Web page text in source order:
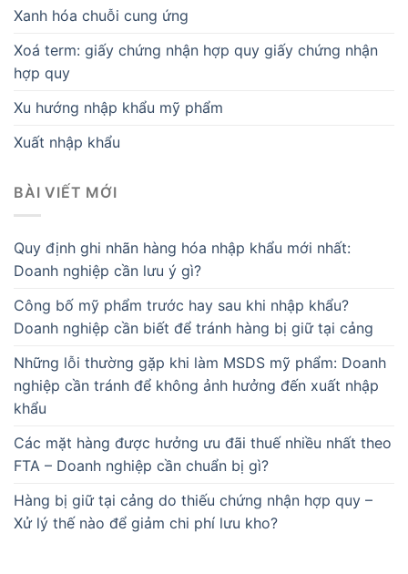
Xanh hóa chuỗi cung ứng
Xoá term: giấy chứng nhận hợp quy giấy chứng nhận
hợp quy
Xu hướng nhập khẩu mỹ phẩm
Xuất nhập khẩu
BÀI VIẾT MỚI
Quy định ghi nhãn hàng hóa nhập khẩu mới nhất:
Doanh nghiệp cần lưu ý gì?
Công bố mỹ phẩm trước hay sau khi nhập khẩu?
Doanh nghiệp cần biết để tránh hàng bị giữ tại cảng
Những lỗi thường gặp khi làm MSDS mỹ phẩm: Doanh
nghiệp cần tránh để không ảnh hưởng đến xuất nhập
khẩu
Các mặt hàng được hưởng ưu đãi thuế nhiều nhất theo
FTA – Doanh nghiệp cần chuẩn bị gì?
Hàng bị giữ tại cảng do thiếu chứng nhận hợp quy –
Xử lý thế nào để giảm chi phí lưu kho?